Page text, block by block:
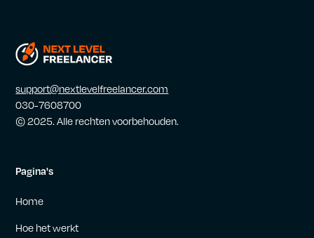
support@nextlevelfreelancer.com
030-7608700
© 2025. Alle rechten voorbehouden.
Pagina's
Home
Hoe het werkt